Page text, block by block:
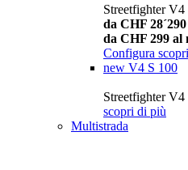
Streetfighter V4
da CHF 28´290
da CHF 299 al
Configura
new V4 S 100
Streetfighter V4
scopri di più
Multistrada